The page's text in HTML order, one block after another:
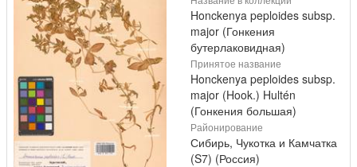
Honckenya peploides subsp.
major (Гонкения
бутерлаковидная)
Принятое название
Honckenya peploides subsp.
major (Hook.) Hultén
(Гонкения большая)
Районирование
Сибирь, Чукотка и Камчатка
(S7) (Россия)